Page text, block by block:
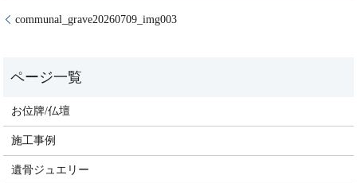
communal_grave20260709_img003
お位牌/仏壇
施工事例
遺骨ジュエリー